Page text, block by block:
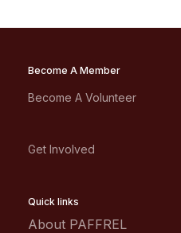
Become A Member
Become A Volunteer
Get Involved
Quick links
About PAFFREL